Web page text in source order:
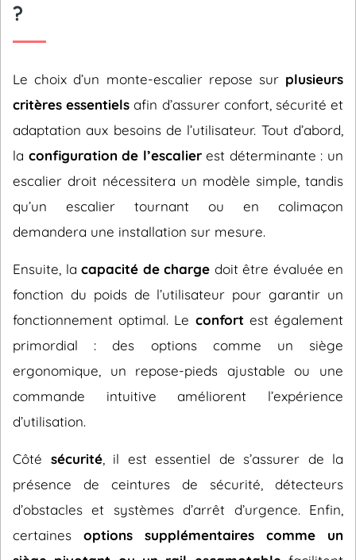
?
Le choix d’un monte-escalier repose sur plusieurs
critères essentiels afin d’assurer confort, sécurité et
adaptation aux besoins de l’utilisateur. Tout d’abord,
la configuration de l’escalierest déterminante : un
escalier droit nécessitera un modèle simple, tandis
qu’un escalier tournant ou en colimaçon
demandera une installation sur mesure.
Ensuite, la capacité de charge doit être évaluée en
fonction du poids de l’utilisateur pour garantir un
fonctionnement optimal. Le confort est également
primordial : des options comme un siège
ergonomique, un repose-pieds ajustable ou une
commande intuitive améliorent l’expérience
d’utilisation.
Côté sécurité, il est essentiel de s’assurer de la
présence de ceintures de sécurité, détecteurs
d’obstacles et systèmes d’arrêt d’urgence. Enfin,
certaines options supplémentaires comme un